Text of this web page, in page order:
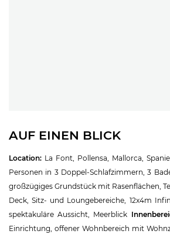
AUF EINEN BLICK
Location: La Font, Pollensa, Mallorca,
Personen in 3 Doppel-Schlafzimmern, 3
großzügiges Grundstück mit Rasenflächen,
Deck, Sitz- und Loungebereiche, 12x4m
spektakuläre Aussicht, Meerblick
Einrichtung, offener Wohnbereich mit